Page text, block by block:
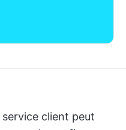
client peut